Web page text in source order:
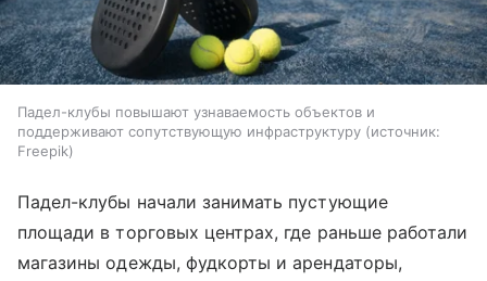
Падел-клубы повышают узнаваемость объектов и
поддерживают сопутствующую инфраструктуру
источник:
Freepik
Падел-клубы начали занимать пустующие
площади в торговых центрах, где раньше работали
магазины одежды, фудкорты и арендаторы,